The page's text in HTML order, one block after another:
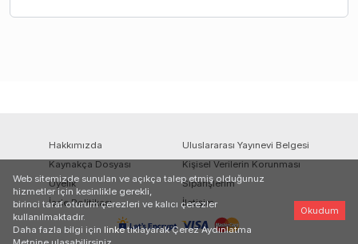
Hakkımızda
Uluslararası Yayınevi Belgesi
Kaynakça Dosyası
Kişisel Verilerin Korunması
Üyelik
Siparişlerim
İade Politikası
İletişim
Web sitemizde sunulan ve açıkça talep etmiş olduğunuz
hizmetler için kesinlikle gerekli,
birinci taraf oturum çerezleri ve kalıcı çerezler
kullanılmaktadır.
Daha fazla bilgi için linke tıklayarak Çerez Aydınlatma
Okudum